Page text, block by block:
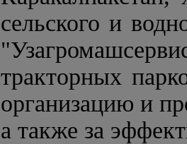
сельского и
тракторных
организацию и
а также за